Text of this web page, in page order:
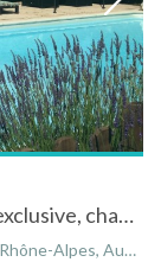
Maison Beaujolaise, piscine chauffée exclusive, chambres a/c
Rhône-Alpes, France